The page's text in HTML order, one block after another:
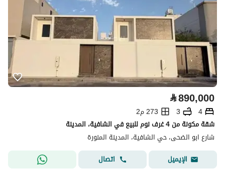
⃁890,000
4
3
273 م2
شقة مكونة من 4 غرف نوم للبيع في الشافية، المدينة
شارع ابو الضحى، حي الشافية، المدينة المنورة
الإيميل
اتصال